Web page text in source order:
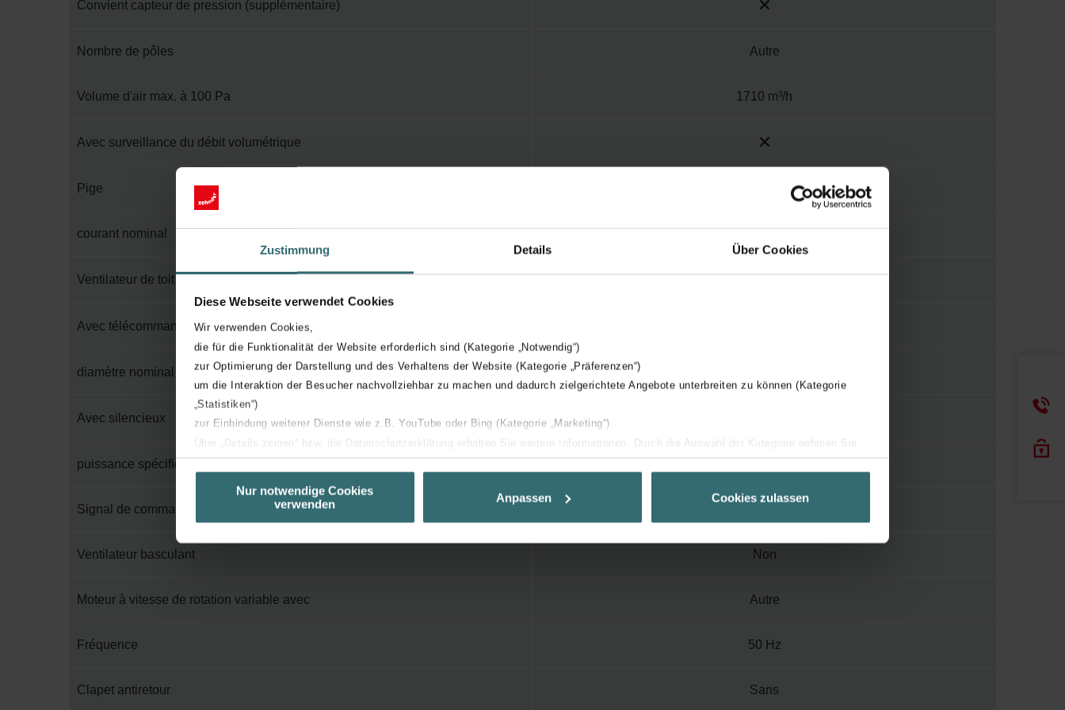
Zustimmung Details Über Cookies
Diese Webseite verwendet Cookies
Wir verwenden Cookies,
die für die Funktionalität der Website erforderlich sind (Kategorie „Notwendig“)
zur Optimierung der Darstellung und des Verhaltens der Website (Kategorie „Präferenzen“)
um die Interaktion der Besucher nachvollziehbar zu machen und dadurch zielgerichtete Angebote unterbreiten zu können (Kategorie
„Statistiken“)
zur Einbindung weiterer Dienste wie z.B. YouTube oder Bing (Kategorie „Marketing“)
Über „Details zeigen“ bzw. die Datenschutzerklärung erhalten Sie weitere Informationen. Durch die Auswahl der Kategorie nehmen Sie
unserer Website verwenden, um Ihnen die bestmögliche Nutzererfahrung zu ermöglichen und Ihnen maßgeschneiderte Informationen
basierend auf Ihren Interessen zur Verfügung zu stellen. Alle Einwilligungen können Sie selbstverständlich über einen Link in der
Datenschutzerklärung widerrufen.
Zehnder Group België nv/sa: Déclarations de confidentialité
Nur notwendige Cookies
verwenden
Anpassen Cookies zulassen
Convient capteur de pression (supplémentaire)
Nombre de pôles Autre
Volume d'air max. à 100 Pa 1710 m³/h
Avec surveillance du débit volumétrique
Pige 330-330 mm
courant nominal
Ventilateur de toit d'alimentation en air
Avec télécommande sans fil
diamètre nominal du conduit
Avec silencieux
puissance spécifique ventilateur à Qmax
Signal de commande
Ventilateur basculant Non
Moteur à vitesse de rotation variable avec Autre
Fréquence 50 Hz
Clapet antiretour Sans